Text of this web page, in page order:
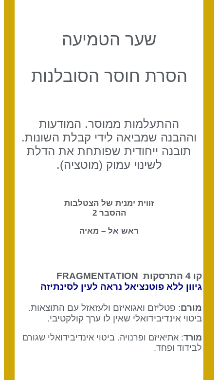
שער הטמיעה
הסרת חוסר הסובלנות
ההתעלמות ממוסר. המודעות
וההבנה שמביאה לידי קבלת השונות.
תובנה ייחודית שפותחת את הדלת
לשינוי עמוק (מוטציה).
זווית ימנית של הצטלבות
ההסבר 2
ראש אל – מאיה
קו 4 התרסקות
FRAGMENTATION
גיוון ללא פוטנציאל נראה לעין לסינתיזה
מורם:פטליזם ואגואיזם ולעזאזל עם התוצאות.
ביטוי אינדיבידואלי שאין לו ערך קולקטיבי.
מורד:אתיאיזם ופרנויה.ביטוי אינדיבידואלי שגורם
לבידוד ופחד.